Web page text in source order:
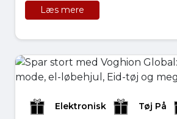
Læs mere
Elektronisk Tøj På